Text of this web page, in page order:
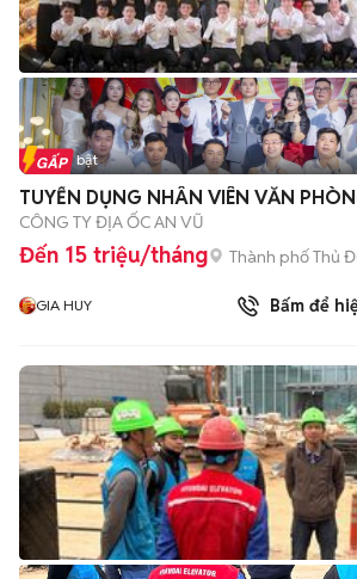
Tin nổi bật
TUYỂN DỤNG NHÂN VIÊN VĂN
CÔNG TY ĐỊA ỐC AN VŨ
Đến 15 triệu/tháng Thành phố Thủ
GIA HUY Bấm để